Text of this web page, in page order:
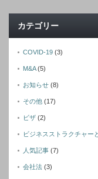
カテゴリー
COVID-19 (3)
M&A(5)
お知らせ (8)
その他 (17)
ビザ (2)
ビジネスストラクチャー
人気記事 (7)
会社法 (3)